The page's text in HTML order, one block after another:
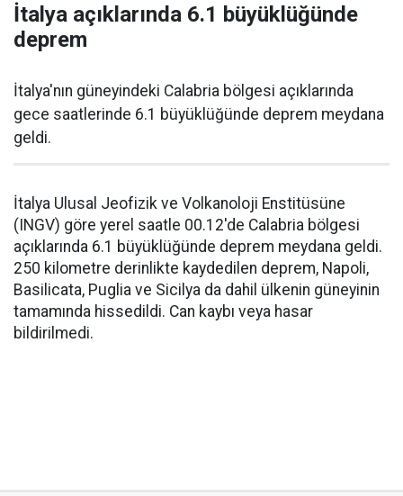
İtalya açıklarında 6.1 büyüklüğünde
deprem
İtalya'nın güneyindeki Calabria bölgesi açıklarında
gece saatlerinde 6.1 büyüklüğünde deprem meydana
geldi.
İtalya Ulusal Jeofizik ve Volkanoloji Enstitüsüne
(INGV) göre yerel saatle 00.12'de Calabria bölgesi
açıklarında 6.1 büyüklüğünde deprem meydana geldi.
250 kilometre derinlikte kaydedilen deprem, Napoli,
Basilicata, Puglia ve Sicilya da dahil ülkenin güneyinin
tamamında hissedildi. Can kaybı veya hasar
bildirilmedi.